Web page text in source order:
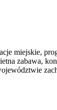
miejskie,
zabawa,